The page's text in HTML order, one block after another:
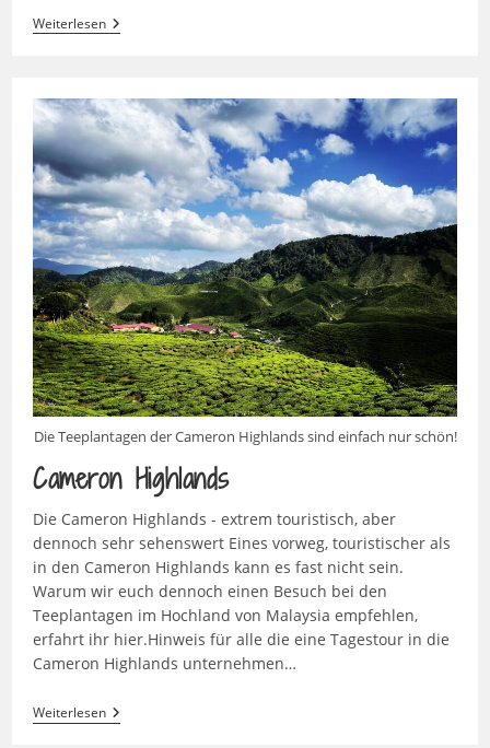
WeiterlesenPulau
Penang
Die Teeplantagen der Cameron Highlands sind einfach nur schön!
Cameron Highlands
Die Cameron Highlands - extrem touristisch, aber
dennoch sehr sehenswert Eines vorweg, touristischer als
in den Cameron Highlands kann es fast nicht sein.
Warum wir euch dennoch einen Besuch bei den
Teeplantagen im Hochland von Malaysia empfehlen,
erfahrt ihr hier.Hinweis für alle die eine Tagestour in die
Cameron Highlands unternehmen…
WeiterlesenCameron
Highlands